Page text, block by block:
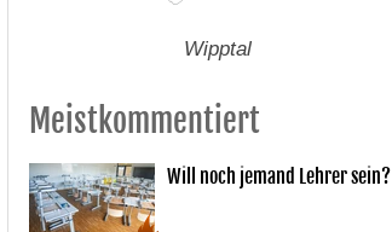
Wipptal
Meistkommentiert
Will noch jemand Lehrer sein?